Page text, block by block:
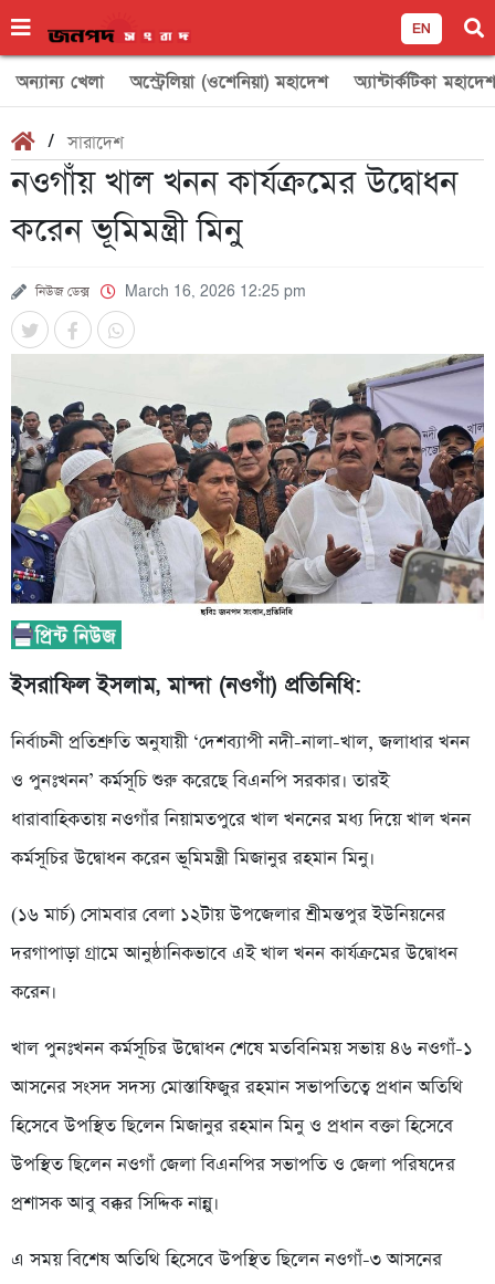
EN
অন্যান্য খেলা অস্ট্রেলিয়া (ওশেনিয়া) মহাদেশ অ্যান্টার্কটিকা মহাদেশ
/সারাদেশ
নওগাঁয় খাল খনন কার্যক্রমের উদ্বোধন
করেন ভূমিমন্ত্রী মিনু
নিউজ ডেক্স March 16, 2026 12:25 pm
ইসরাফিল ইসলাম, মান্দা (নওগাঁ) প্রতিনিধি:
নির্বাচনী প্রতিশ্রুতি অনুযায়ী ‘দেশব্যাপী নদী-নালা-খাল, জলাধার খনন
ও পুনঃখনন’ কর্মসূচি শুরু করেছে বিএনপি সরকার। তারই
ধারাবাহিকতায় নওগাঁর নিয়ামতপুরে খাল খননের মধ্য দিয়ে খাল খনন
কর্মসূচির উদ্বোধন করেন ভূমিমন্ত্রী মিজানুর রহমান মিনু।
(১৬ মার্চ) সোমবার বেলা ১২টায় উপজেলার শ্রীমন্তপুর ইউনিয়নের
দরগাপাড়া গ্রামে আনুষ্ঠানিকভাবে এই খাল খনন কার্যক্রমের উদ্বোধন
করেন।
খাল পুনঃখনন কর্মসূচির উদ্বোধন শেষে মতবিনিময় সভায় ৪৬ নওগাঁ-১
আসনের সংসদ সদস্য মোস্তাফিজুর রহমান সভাপতিত্বে প্রধান অতিথি
হিসেবে উপস্থিত ছিলেন মিজানুর রহমান মিনু ও প্রধান বক্তা হিসেবে
উপস্থিত ছিলেন নওগাঁ জেলা বিএনপির সভাপতি ও জেলা পরিষদের
প্রশাসক আবু বক্কর সিদ্দিক নান্নু।
‎এ সময় বিশেষ অতিথি হিসেবে উপস্থিত ছিলেন নওগাঁ-৩ আসনের